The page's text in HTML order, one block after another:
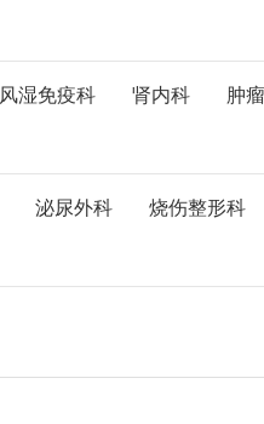
风湿免疫科 肾内科
肿
泌尿外科 烧伤整形科